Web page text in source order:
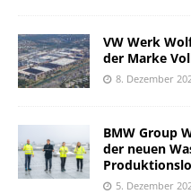
VW Werk
der Marke
8. Dezember
BMW Group
der neuen
5. Dezember